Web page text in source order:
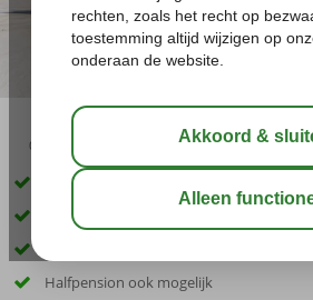
06:15 aug 32°C
Kleurrijk vrolijk complex
Dicht bij het strand
Halfpension ook mogelijk